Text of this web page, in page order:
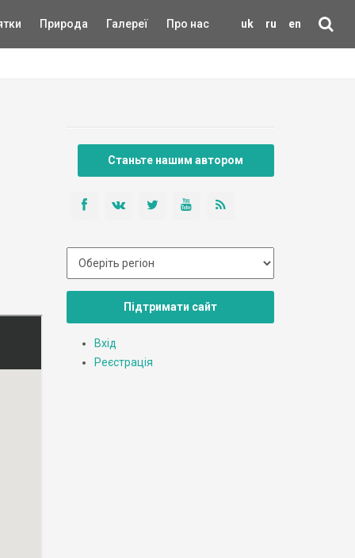
uk ru en
Природа Галереї Про нас
Станьте нашим автором
Підтримати сайт
Вхід
Реєстрація